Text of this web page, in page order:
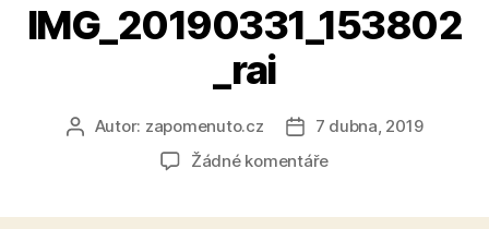
IMG_20190331_153802
_rai
AutorAutor: zapomenuto.cz
Datum
příspěvku
7 dubna, 2019
Žádné komentářeu